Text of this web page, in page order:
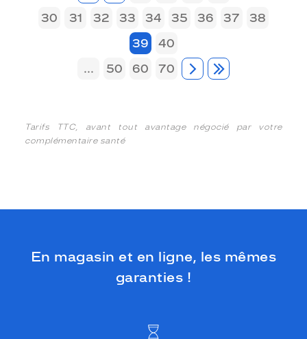
30
31 32 33 34 35 36 37
38
39
40
...
50 60 70
Tarifs TTC, avant tout avantage négocié par votre
complémentaire santé
En magasin et en ligne, les mêmes
garanties !